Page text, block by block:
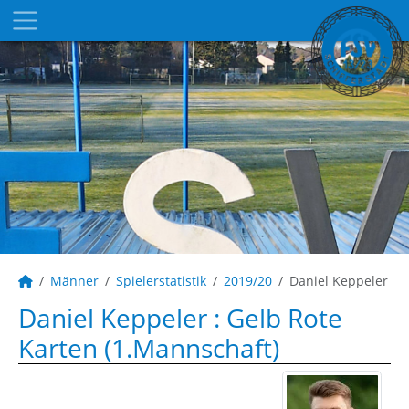
Männer Spielerstatistik 2019/20 Daniel Keppeler
Daniel Keppeler : Gelb Rote
Karten (1.Mannschaft)